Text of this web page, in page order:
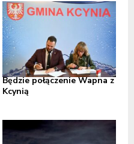
Będzie połączenie Wapna z
Kcynią